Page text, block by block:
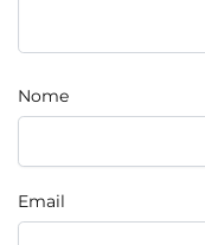
Nome
Email